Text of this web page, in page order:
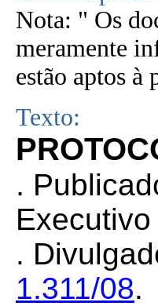
Nota: " Os
meramente
estão aptos à
Texto:
.
.
1.311/08.